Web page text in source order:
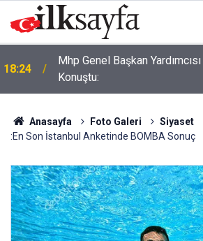
18:24
Mhp Genel Başkan
Konuştu:
Anasayfa Foto Galeri Siyaset
:En Son İstanbul Anketinde BOMBA Sonuç